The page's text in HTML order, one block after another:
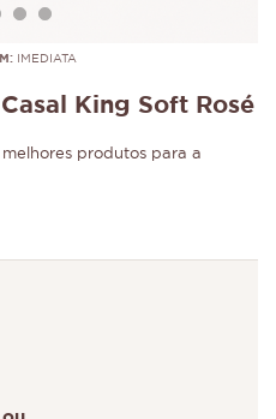
IMEDIATA
King Soft Rosé
produtos para a